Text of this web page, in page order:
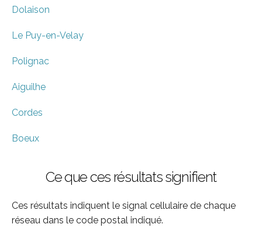
Dolaison
Le Puy-en-Velay
Polignac
Aiguilhe
Cordes
Boeux
Ce que ces résultats signifient
Ces résultats indiquent le signal cellulaire de chaque
réseau dans le code postal indiqué.